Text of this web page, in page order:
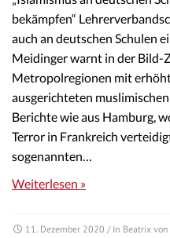
bekämpfen“
auch an deutschen Schulen
Meidinger warnt in der Bild-
Metropolregionen mit
ausgerichteten
Berichte wie aus Hamburg,
Terror in Frankreich
sogenannten…
Weiterlesen »
11. Dezember 2020 / In Beatrix von